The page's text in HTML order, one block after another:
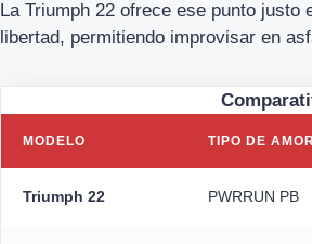
La Triumph 22 ofrece ese punto justo
libertad, permitiendo improvisar en
MODELO TIPO DE
Triumph 22 PWRRUN PB